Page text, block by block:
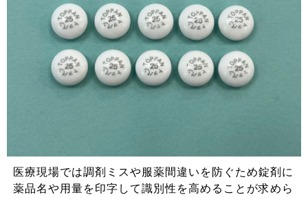
医療現場では調剤ミスや服薬間違いを防ぐため錠剤に
薬品名や用量を印字して識別性を高めることが求めら